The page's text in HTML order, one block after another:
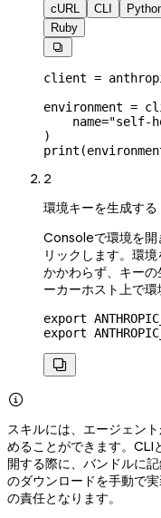
cURL CLI
Ruby

client =
environment =
    name
="self-
)
print
2
環境キーを生成する
Consoleで環境を開
リックします。環
かかわらず、キー
ーカーホスト上で環
export
export


スキルには、エージェン
めることができます。CLI
開する際に、バンドルに
のダウンロードを手動で
の責任となります。